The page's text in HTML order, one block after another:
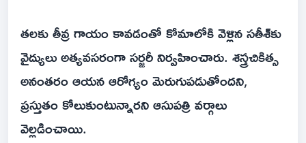
తలకు తీవ్ర గాయం కావడంతో కోమాలోకి వెళ్లిన సతీశ్‌కు
వైద్యులు అత్యవసరంగా సర్జరీ నిర్వహించారు. శస్త్రచికిత్స
అనంతరం ఆయన ఆరోగ్యం మెరుగుపడుతోందని,
ప్రస్తుతం కోలుకుంటున్నారని ఆసుపత్రి వర్గాలు
వెల్లడించాయి.